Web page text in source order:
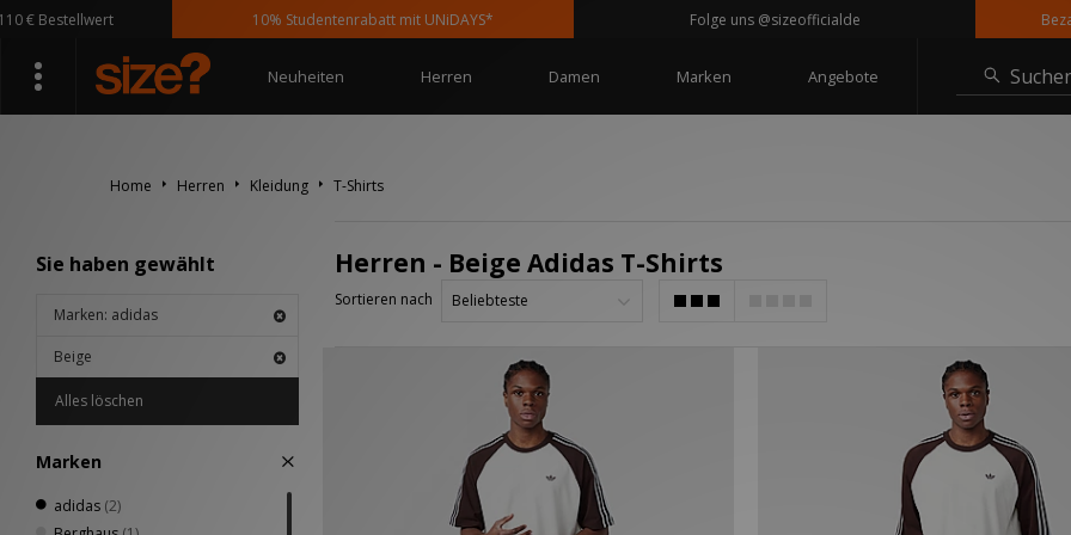
Bestellwert 10% Studentenrabatt mit UNiDAYS* Folge uns @sizeofficialde
Neuheiten Herren Damen Marken Angebote
Home Herren Kleidung T-Shirts
Sie haben gewählt
Marken: adidas
Beige
Alles löschen
Marken
adidas (2)
Herren - Beige Adidas T-Shirts
Sortieren nach